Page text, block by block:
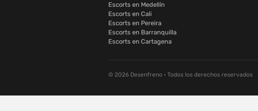
Escorts en Medellín
Escorts en Cali
Escorts en Pereira
Escorts en Barranquilla
Escorts en Cartagena
© 2026 Desenfreno · Todos los derechos reservados